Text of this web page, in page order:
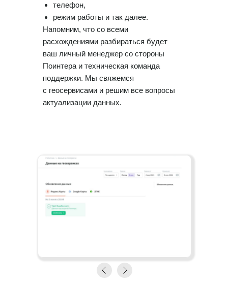
телефон,
режим работы и так далее.
Напомним, что со всеми
расхождениями разбираться будет
ваш личный менеджер со стороны
Поинтера и техническая команда
поддержки. Мы свяжемся
с геосервисами и решим все вопросы
актуализации данных.